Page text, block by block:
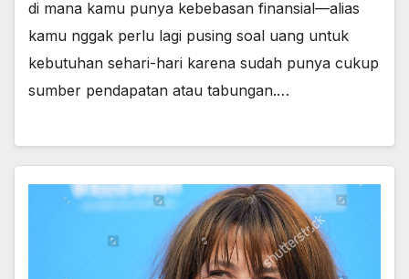
di mana kamu punya kebebasan finansial—alias
kamu nggak perlu lagi pusing soal uang untuk
kebutuhan sehari-hari karena sudah punya cukup
sumber pendapatan atau tabungan.…